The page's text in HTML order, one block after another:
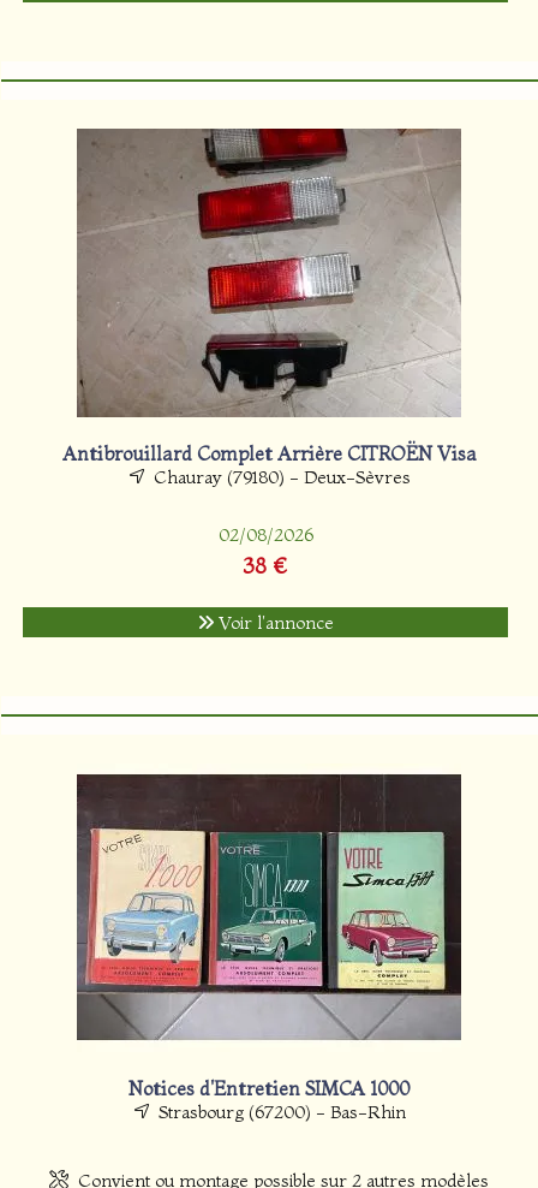
Antibrouillard Complet Arrière CITROËN Visa
Chauray (79180) - Deux-Sèvres
02/08/2026
38 €
Voir l'annonce
Notices d'Entretien SIMCA 1000
Strasbourg (67200) - Bas-Rhin
Convient ou montage possible sur 2 autres modèles